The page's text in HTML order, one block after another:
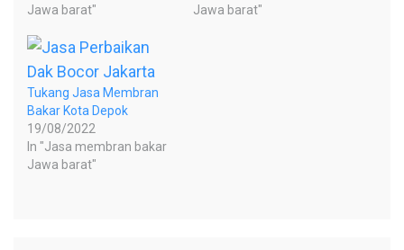
Jawa barat"
Jawa barat"
Tukang Jasa Membran
Bakar Kota Depok
19/08/2022
In "Jasa membran bakar
Jawa barat"